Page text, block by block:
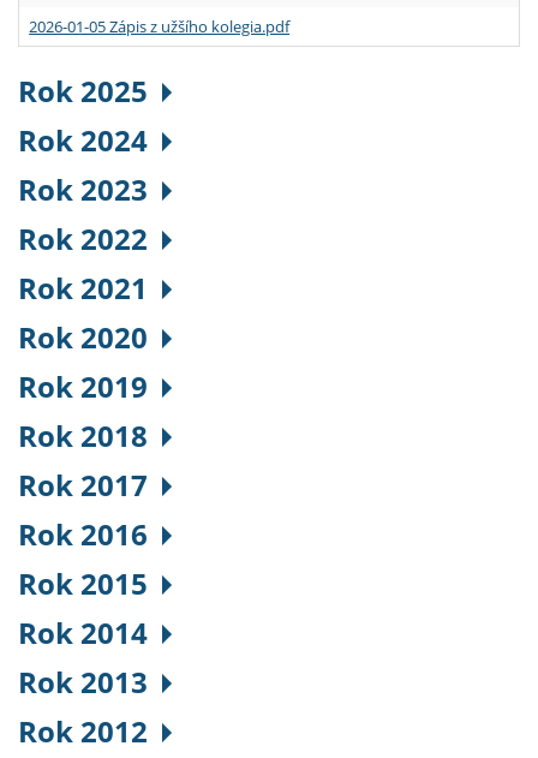
2026-01-05 Zápis z užšího kolegia.pdf
Rok 2025
Rok 2024
Rok 2023
Rok 2022
Rok 2021
Rok 2020
Rok 2019
Rok 2018
Rok 2017
Rok 2016
Rok 2015
Rok 2014
Rok 2013
Rok 2012